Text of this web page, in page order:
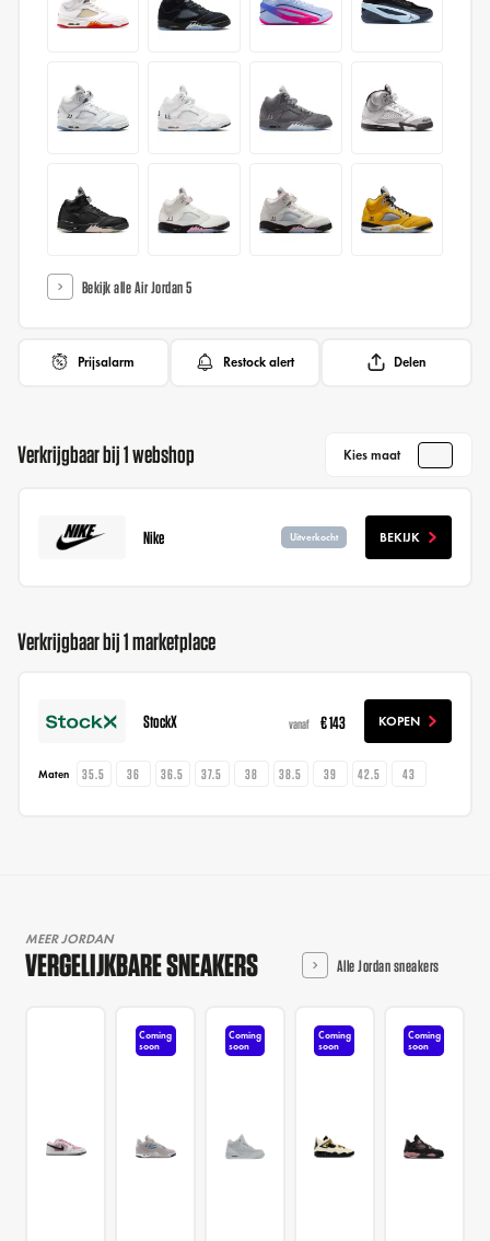
Bekijk alle Air Jordan 5
Prijsalarm Restock alert Delen
Verkrijgbaar bij 1 webshop Kies maat
Nike Uitverkocht BEKIJK
Verkrijgbaar bij 1 marketplace
StockX vanaf € 143 KOPEN
Maten 35.5 36 36.5 37.5 38 38.5 39 42.5 43
MEER JORDAN
VERGELIJKBARE SNEAKERS Alle Jordan sneakers
Coming
soon
Coming
soon
Coming
soon
Coming
soon